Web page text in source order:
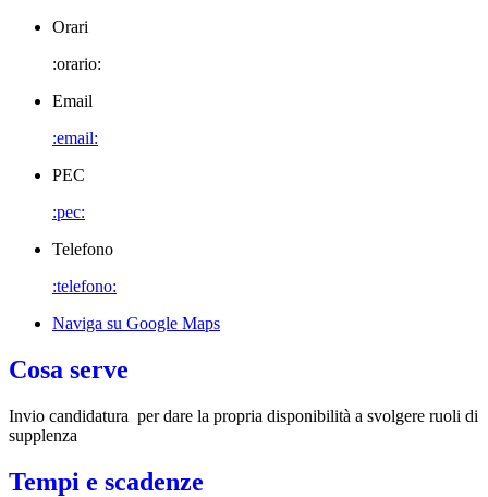
Orari
:orario:
Email
:email:
PEC
:pec:
Telefono
:telefono:
Naviga su Google Maps
Cosa serve
Invio candidatura per dare la propria disponibilità a svolgere ruoli di
supplenza
Tempi e scadenze